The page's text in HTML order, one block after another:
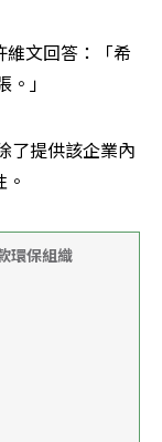
文回答：「希
」
了提供該企業內
環保組織